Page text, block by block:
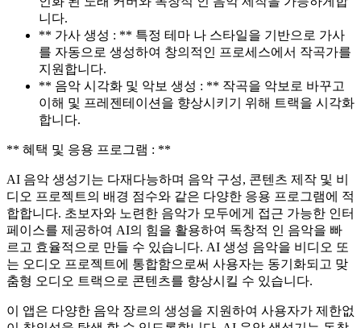
니다.
** 가사 생성 : ** 특정 테마 나 스타일을 기반으로 가사
를 자동으로 생성하여 창의적인 프로세스에서 작곡가를
지원합니다.
** 음악 시각화 및 악보 생성 : ** 작곡을 악보로 바꾸고
이해 및 프레젠테이션을 향상시키기 위해 트랙을 시각화
합니다.
** 혜택 및 응용 프로그램 : **
AI 음악 생성기는 다재다능하며 음악 구성, 콘텐츠 제작 및 비
디오 프로젝트의 배경 점수와 같은 다양한 응용 프로그램에 적
합합니다. 초보자와 노련한 음악가 모두에게 접근 가능한 인터
페이스를 제공하여 AI의 힘을 활용하여 독창적 인 음악을 빠
르고 효율적으로 만들 수 있습니다. AI 생성 음악을 비디오 또
는 오디오 프로젝트에 통합함으로써 사용자는 동기화되고 맞
춤형 오디오 트랙으로 콘텐츠를 향상시킬 수 있습니다.
이 앱은 다양한 음악 장르의 생성을 지원하여 사용자가 제한없